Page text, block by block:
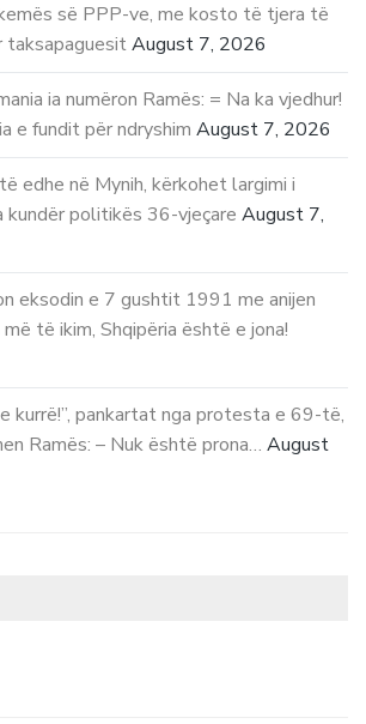
së PPP-ve, me kosto të tjera të
taksapaguesitAugust 7, 2026
ia numëron Ramës: = Na ka vjedhur!
e fundit për ndryshim August 7, 2026
edhe në Mynih, kërkohet largimi i
kundër politikës 36-vjeçare August 7,
eksodin e 7 gushtit 1991 me anijen
të ikim, Shqipëria është e jona!
kurrë!”, pankartat nga protesta e 69-të,
Ramës: – Nuk është prona… August